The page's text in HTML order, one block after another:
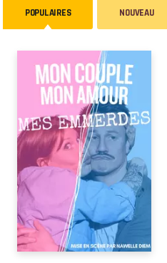
POPULAIRES NOUVEAU